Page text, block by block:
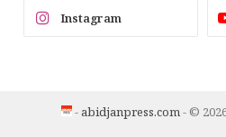
Instagram
- abidjanpress.com- ©